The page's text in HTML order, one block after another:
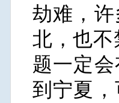
劫难，
北，也不
题一定
到宁夏